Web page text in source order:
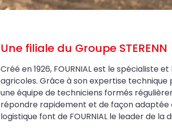
Une filiale du Groupe STERENN
Créé en 1926, FOURNIAL est le spécialiste
agricoles. Grâce à son expertise technique
une équipe de techniciens formés
répondre rapidement et de façon adaptée
logistique font de FOURNIAL le leader de